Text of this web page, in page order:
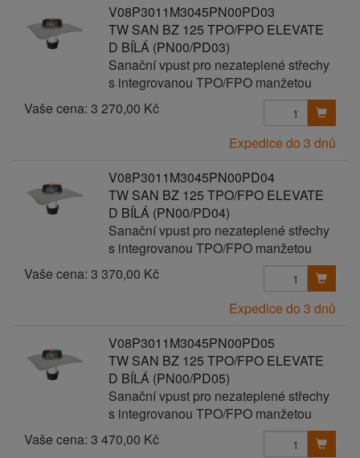
V08P3011M3045PN00PD03
TW SAN BZ 125 TPO/FPO ELEVATE
D BÍLÁ (PN00/PD03)
Sanační vpust pro nezateplené střechy
s integrovanou TPO/FPO manžetou
Vaše cena: 3 270,00 Kč
Expedice do 3 dnů
V08P3011M3045PN00PD04
TW SAN BZ 125 TPO/FPO ELEVATE
D BÍLÁ (PN00/PD04)
Sanační vpust pro nezateplené střechy
s integrovanou TPO/FPO manžetou
Vaše cena: 3 370,00 Kč
Expedice do 3 dnů
V08P3011M3045PN00PD05
TW SAN BZ 125 TPO/FPO ELEVATE
D BÍLÁ (PN00/PD05)
Sanační vpust pro nezateplené střechy
s integrovanou TPO/FPO manžetou
Vaše cena: 3 470,00 Kč